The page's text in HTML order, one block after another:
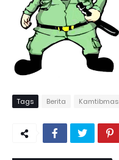
Tags Berita Kamtibmas